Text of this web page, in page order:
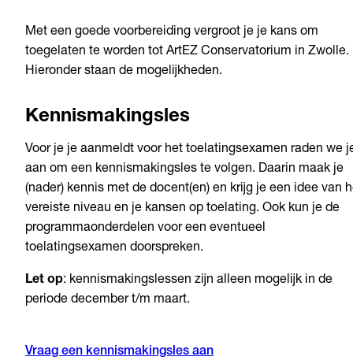
Met een goede voorbereiding vergroot je je kans om
toegelaten te worden tot ArtEZ Conservatorium in Zwolle.
Hieronder staan de mogelijkheden.
Kennismakingsles
Voor je je aanmeldt voor het toelatingsexamen raden we
aan om een kennismakingsles te volgen. Daarin maak je
(nader) kennis met de docent(en) en krijg je een idee van
vereiste niveau en je kansen op toelating. Ook kun je de
programmaonderdelen voor een eventueel
toelatingsexamen doorspreken.
Let op: kennismakingslessen zijn alleen mogelijk in de
periode december t/m maart.
Vraag een kennismakingsles aan